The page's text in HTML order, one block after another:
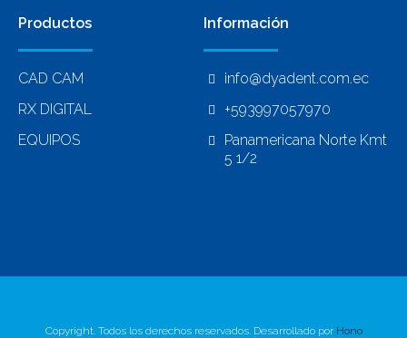
Productos
CAD CAM
RX DIGITAL
EQUIPOS
Información
info@dyadent.com.ec
+593997057970
Panamericana Norte Kmt
5 1/2
Copyright. Todos los derechos reservados. Desarrollado por Hono